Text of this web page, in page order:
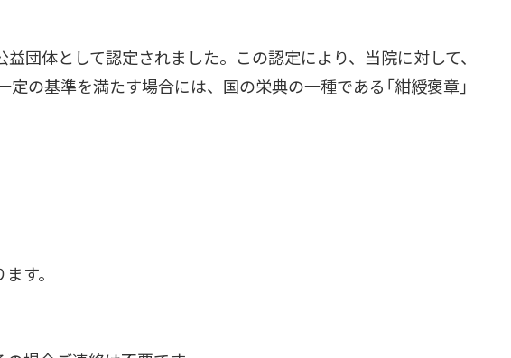
団体として認定されました。この認定により、当院に対して、
の基準を満たす場合には、国の栄典の一種である「紺綬褒章」
す。